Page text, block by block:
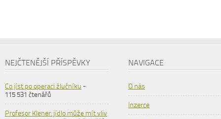
NEJČTENĚJŠÍ PŘÍSPĚVKY
Co jíst po operaci žlučníku -
115 531 čtenářů
Profesor Klener: jídlo může mít vliv
NAVIGACE
O nás
Inzerce